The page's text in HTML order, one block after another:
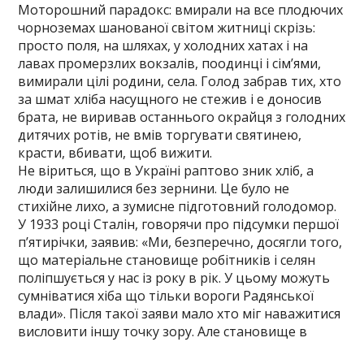
Моторошний парадокс: вмирали на все плодючих
чорноземах шанованої світом житниці скрізь:
просто поля, на шляхах, у холодних хатах і на
лавах промерзлих вокзалів, поодинці і сім’ями,
вимирали цілі родини, села. Голод забрав тих, хто
за шмат хліба насущного не стежив і е доносив
брата, не виривав останнього окрайця з голодних
дитячих ротів, не вмів торгувати святинею,
красти, вбивати, щоб вижити.
Не віриться, що в Україні раптово зник хліб, а
люди залишилися без зернини. Це було не
стихійне лихо, а зумисне підготовний голодомор.
У 1933 році Сталін, говорячи про підсумки першої
п’ятирічки, заявив: «Ми, безперечно, досягли того,
що матеріальне становище робітників і селян
поліпшується у нас із року в рік. У цьому можуть
сумніватися хіба що тільки вороги Радянської
влади». Після такої заяви мало хто міг наважитися
висловити іншу точку зору. Але становище в